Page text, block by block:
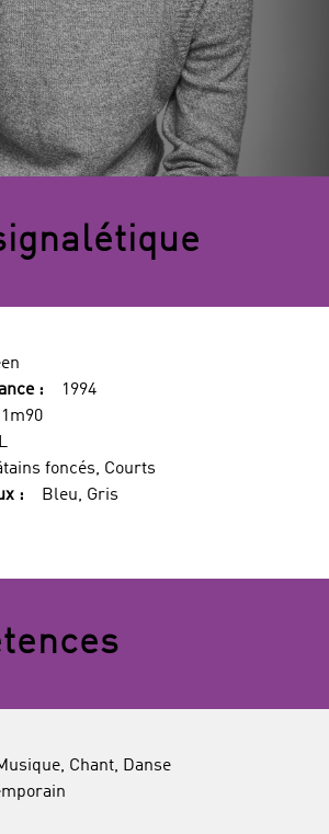
:
1994
L
foncés, Courts
:
Bleu, Gris
Chant, Danse